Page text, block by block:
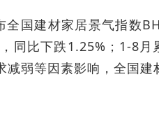
国建材家居景气指数
同比下跌1.25%；1-8月
弱等因素影响，全国建